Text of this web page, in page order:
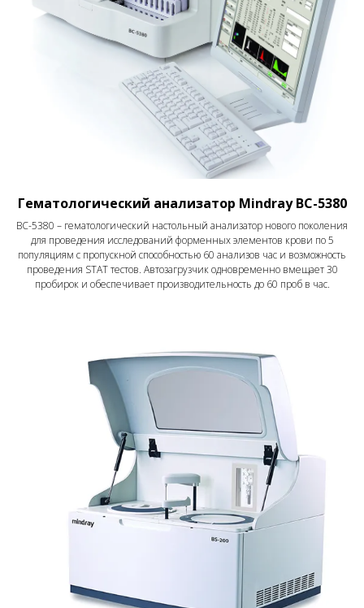
Гематологический анализатор Mindray BC-5380
BC-5380 – гематологический настольный анализатор нового поколения
для проведения исследований форменных элементов крови по 5
популяциям с пропускной способностью 60 анализов час и возможность
проведения STAT тестов. Автозагрузчик одновременно вмещает 30
пробирок и обеспечивает производительность до 60 проб в час.